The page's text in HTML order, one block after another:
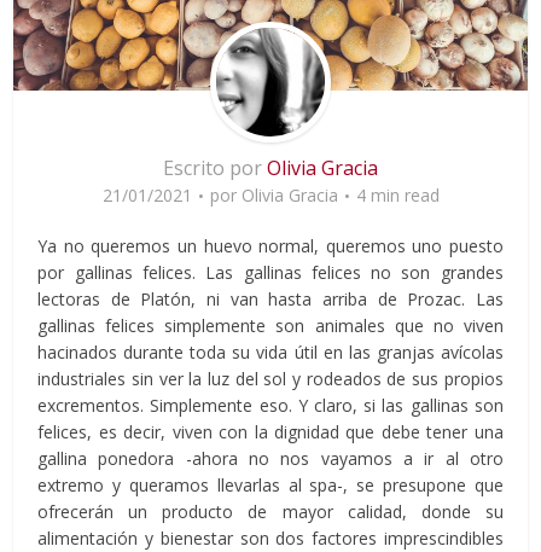
Escrito porOlivia Gracia
21/01/2021 por Olivia Gracia 4 min read
Ya no queremos un huevo normal, queremos uno puesto
por gallinas felices. Las gallinas felices no son grandes
lectoras de Platón, ni van hasta arriba de Prozac. Las
gallinas felices simplemente son animales que no viven
hacinados durante toda su vida útil en las granjas avícolas
industriales sin ver la luz del sol y rodeados de sus propios
excrementos. Simplemente eso. Y claro, si las gallinas son
felices, es decir, viven con la dignidad que debe tener una
gallina ponedora -ahora no nos vayamos a ir al otro
extremo y queramos llevarlas al spa-, se presupone que
ofrecerán un producto de mayor calidad, donde su
alimentación y bienestar son dos factores imprescindibles